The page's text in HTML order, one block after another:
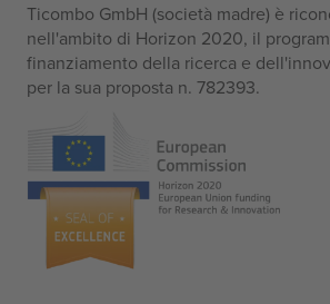
Ticombo GmbH (società madre) è
nell'ambito di Horizon 2020, il
finanziamento della ricerca e
per la sua proposta n. 782393.